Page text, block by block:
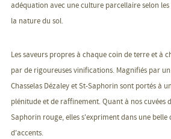
adéquation avec une culture parcellaire selon
la nature du sol.
Les saveurs propres à chaque coin de terre et à
par de rigoureuses vinifications. Magnifiés par
Chasselas Dézaley et St-Saphorin sont portés à
plénitude et de raffinement. Quant à nos cuvées
Saphorin rouge, elles s'expriment dans une belle
d'accents.